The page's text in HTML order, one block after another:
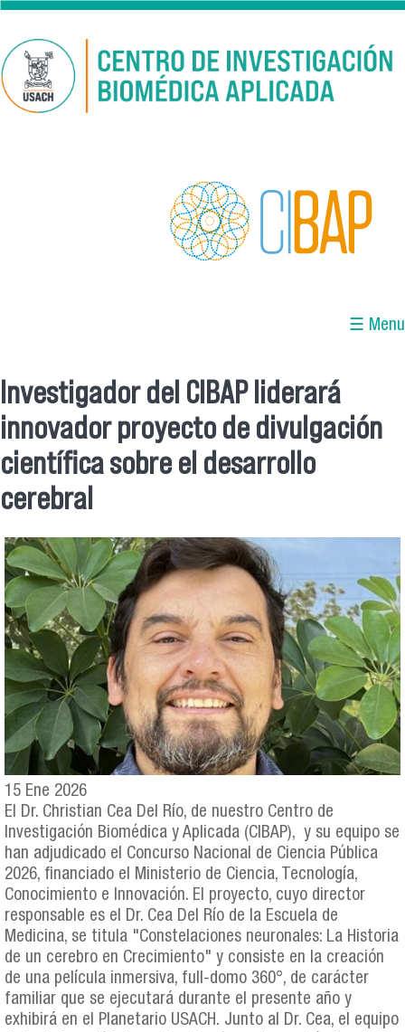
Pasar al contenido principal
☰ Menu
Se encuentra usted aquí
Investigador del CIBAP liderará
innovador proyecto de divulgación
científica sobre el desarrollo
cerebral
15 Ene 2026
El Dr. Christian Cea Del Río, de nuestro Centro de
Investigación Biomédica y Aplicada (CIBAP), y su equipo se
han adjudicado el Concurso Nacional de Ciencia Pública
2026, financiado el Ministerio de Ciencia, Tecnología,
Conocimiento e Innovación. El proyecto, cuyo director
responsable es el Dr. Cea Del Río de la Escuela de
Medicina, se titula "Constelaciones neuronales: La Historia
de un cerebro en Crecimiento" y consiste en la creación
de una película inmersiva, full-domo 360°, de carácter
familiar que se ejecutará durante el presente año y
exhibirá en el Planetario USACH. Junto al Dr. Cea, el equipo